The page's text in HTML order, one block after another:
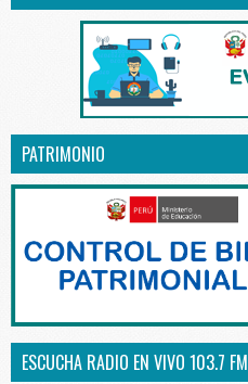
PATRIMONIO
ESCUCHA RADIO EN VIVO 103.7 FM